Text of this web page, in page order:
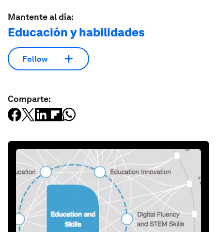
Mantente al día:
Educación y habilidades
Follow
Comparte: